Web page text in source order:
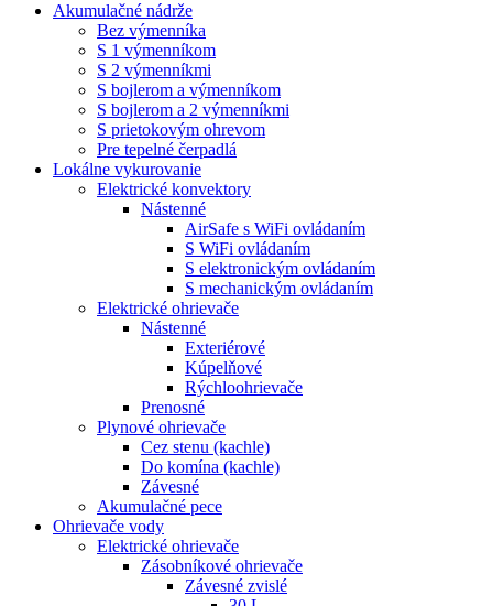
Akumulačné nádrže
Bez výmenníka
S 1 výmenníkom
S 2 výmenníkmi
S bojlerom a výmenníkom
S bojlerom a 2 výmenníkmi
S prietokovým ohrevom
Pre tepelné čerpadlá
Lokálne vykurovanie
Elektrické konvektory
Nástenné
AirSafe s WiFi ovládaním
S WiFi ovládaním
S elektronickým ovládaním
S mechanickým ovládaním
Elektrické ohrievače
Nástenné
Exteriérové
Kúpelňové
Rýchloohrievače
Prenosné
Plynové ohrievače
Cez stenu (kachle)
Do komína (kachle)
Závesné
Akumulačné pece
Ohrievače vody
Elektrické ohrievače
Zásobníkové ohrievače
Závesné zvislé